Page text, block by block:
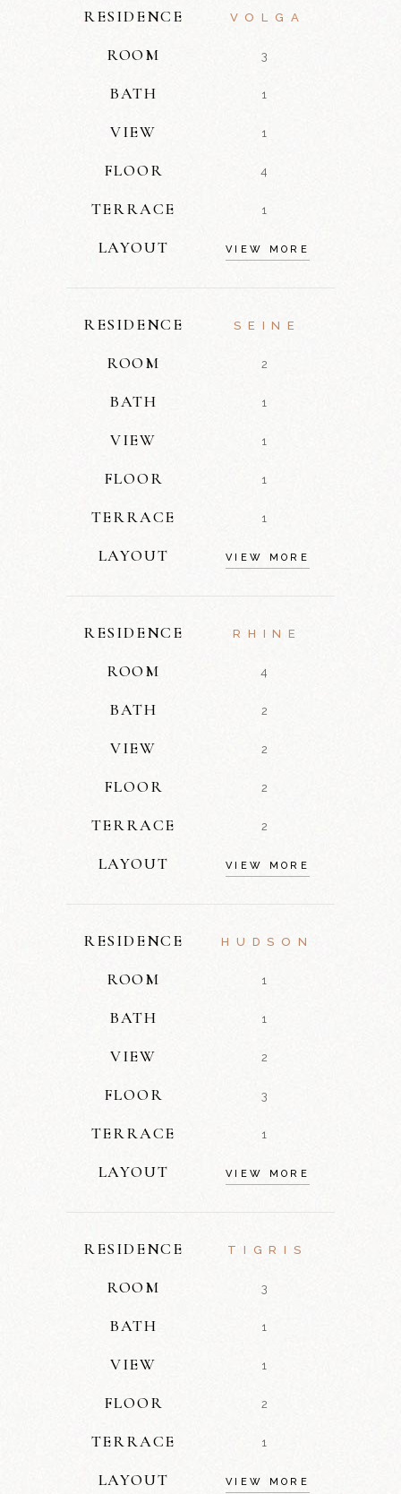
RESIDENCE VOLGA
ROOM 3
BATH 1
VIEW 1
FLOOR 4
TERRACE 1
LAYOUT VIEW MORE
RESIDENCE SEINE
ROOM 2
BATH 1
VIEW 1
FLOOR 1
TERRACE 1
LAYOUT VIEW MORE
RESIDENCE RHINE
ROOM 4
BATH 2
VIEW 2
FLOOR 2
TERRACE 2
LAYOUT VIEW MORE
RESIDENCE HUDSON
ROOM 1
BATH 1
VIEW 2
FLOOR 3
TERRACE 1
LAYOUT VIEW MORE
RESIDENCE TIGRIS
ROOM 3
BATH 1
VIEW 1
FLOOR 2
TERRACE 1
LAYOUT VIEW MORE